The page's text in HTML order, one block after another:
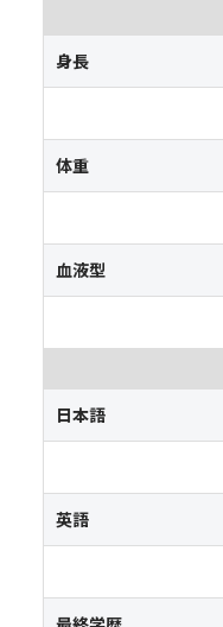
身長
体重
血液型
日本語
英語